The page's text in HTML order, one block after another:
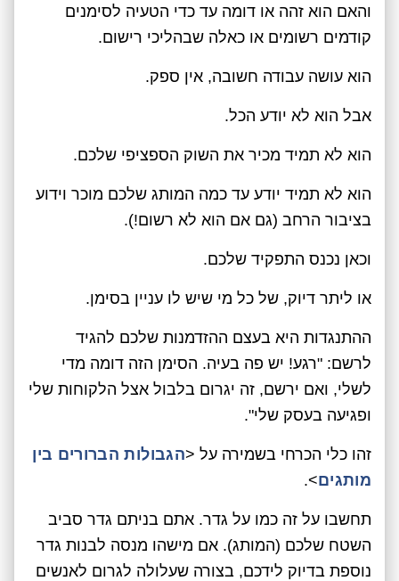
והאם הוא זהה או דומה עד כדי הטעיה לסימנים
קודמים רשומים או כאלה שבהליכי רישום.
הוא עושה עבודה חשובה, אין ספק.
אבל הוא לא יודע הכל.
הוא לא תמיד מכיר את השוק הספציפי שלכם.
הוא לא תמיד יודע עד כמה המותג שלכם מוכר וידוע
בציבור הרחב (גם אם הוא לא רשום!).
וכאן נכנס התפקיד שלכם.
או ליתר דיוק, של כל מי שיש לו עניין בסימן.
ההתנגדות היא בעצם ההזדמנות שלכם להגיד
לרשם: "רגע! יש פה בעיה. הסימן הזה דומה מדי
לשלי, ואם ירשם, זה יגרום בלבול אצל הלקוחות שלי
ופגיעה בעסק שלי".
זהו כלי הכרחי בשמירה על <הגבולות הברורים בין
מותגים>.
תחשבו על זה כמו על גדר. אתם בניתם גדר סביב
השטח שלכם (המותג). אם מישהו מנסה לבנות גדר
נוספת בדיוק לידכם, בצורה שעלולה לגרום לאנשים